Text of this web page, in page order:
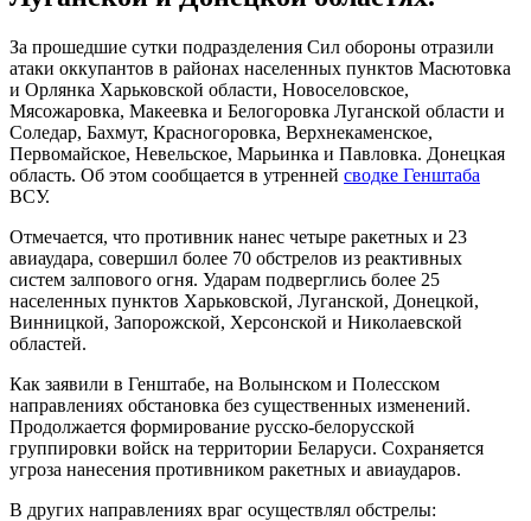
За прошедшие сутки подразделения Сил обороны отразили
атаки оккупантов в районах населенных пунктов Масютовка
и Орлянка Харьковской области, Новоселовское,
Мясожаровка, Макеевка и Белогоровка Луганской области и
Соледар, Бахмут, Красногоровка, Верхнекаменское,
Первомайское, Невельское, Марьинка и Павловка. Донецкая
область. Об этом сообщается в утренней сводке Генштаба
ВСУ.
Отмечается, что противник нанес четыре ракетных и 23
авиаудара, совершил более 70 обстрелов из реактивных
систем залпового огня. Ударам подверглись более 25
населенных пунктов Харьковской, Луганской, Донецкой,
Винницкой, Запорожской, Херсонской и Николаевской
областей.
Как заявили в Генштабе, на Волынском и Полесском
направлениях обстановка без существенных изменений.
Продолжается формирование русско-белорусской
группировки войск на территории Беларуси. Сохраняется
угроза нанесения противником ракетных и авиаударов.
В других направлениях враг осуществлял обстрелы: